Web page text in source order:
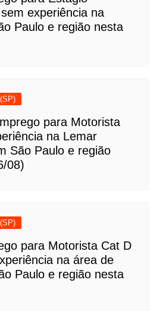
experiência na
Paulo e região nesta
para Motorista
na Lemar
São Paulo e região
08)
para Motorista Cat D
na área de
Paulo e região nesta